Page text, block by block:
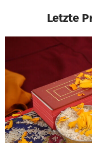
Letzte